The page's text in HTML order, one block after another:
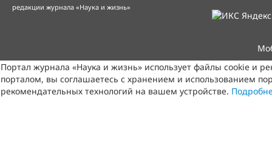
редакции журнала «Наука и жизнь»
Портал журнала «Наука и жизнь» использует файлы cookie и
порталом, вы соглашаетесь с хранением и использованием
рекомендательных технологий на вашем устройстве.